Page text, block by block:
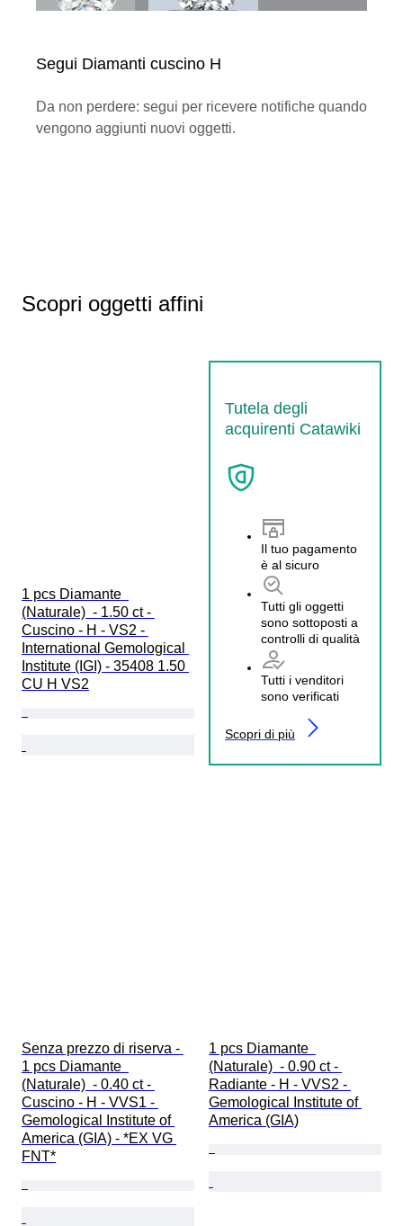
Segui Diamanti cuscino H
Da non perdere: segui per ricevere notifiche quando
vengono aggiunti nuovi oggetti.
Scopri oggetti affini
Tutela degli
acquirenti Catawiki
Il tuo pagamento
è al sicuro
Tutti gli oggetti
sono sottoposti a
controlli di qualità
Tutti i venditori
sono verificati
Scopri di più
1 pcs Diamante
(Naturale)  - 1.50 ct -
Cuscino - H - VS2 -
International Gemological
Institute (IGI) - 35408 1.50
CU H VS2
Senza prezzo di riserva -
1 pcs Diamante
(Naturale)  - 0.40 ct -
Cuscino - H - VVS1 -
Gemological Institute of
America (GIA) - *EX VG
FNT*
1 pcs Diamante
(Naturale)  - 0.90 ct -
Radiante - H - VVS2 -
Gemological Institute of
America (GIA)